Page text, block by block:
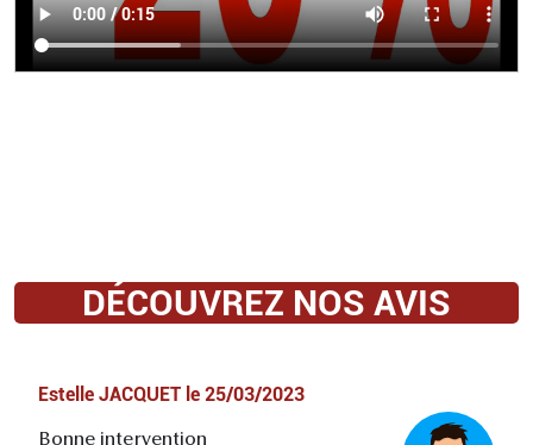
DÉCOUVREZ NOS AVIS
Estelle JACQUET le 25/03/2023
Bonne intervention